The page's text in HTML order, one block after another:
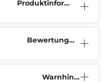
Produktinform
Bewertunge
Warnhinw